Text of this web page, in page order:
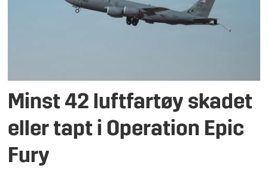
Minst 42 luftfartøy skadet
eller tapt i Operation Epic
Fury